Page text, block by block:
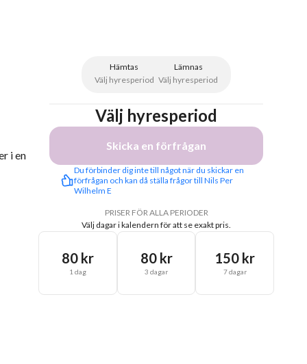
i en
Hämtas
Välj hyresperiod
Lämnas
Välj hyresperiod
Välj hyresperiod
Skicka en förfrågan
Du förbinder dig inte till något när du skickar en
förfrågan och kan då ställa frågor till Nils Per
Wilhelm E
PRISER FÖR ALLA PERIODER
Välj dagar i kalendern för att se exakt pris.
80 kr
1 dag
80 kr
3 dagar
150 kr
7 dagar